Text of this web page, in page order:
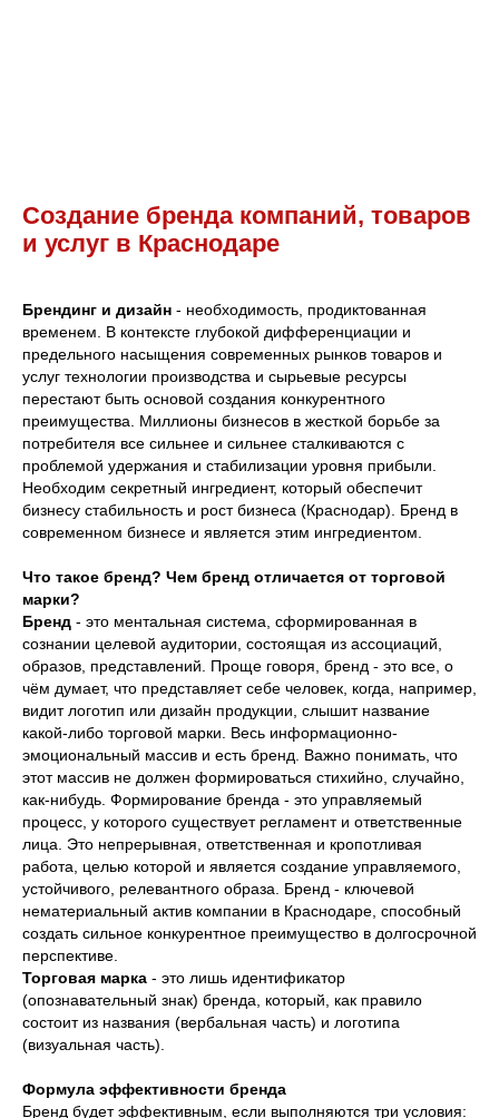
Создание бренда компаний, товаров
и услуг в Краснодаре
Брендинг и дизайн - необходимость, продиктованная
временем. В контексте глубокой дифференциации и
предельного насыщения современных рынков товаров и
услуг технологии производства и сырьевые ресурсы
перестают быть основой создания конкурентного
преимущества. Миллионы бизнесов в жесткой борьбе за
потребителя все сильнее и сильнее сталкиваются с
проблемой удержания и стабилизации уровня прибыли.
Необходим секретный ингредиент, который обеспечит
бизнесу стабильность и рост бизнеса (Краснодар). Бренд в
современном бизнесе и является этим ингредиентом.
Что такое бренд? Чем бренд отличается от торговой
марки?
Бренд - это ментальная система, сформированная в
сознании целевой аудитории, состоящая из ассоциаций,
образов, представлений. Проще говоря, бренд - это все, о
чём думает, что представляет себе человек, когда, например,
видит логотип или дизайн продукции, слышит название
какой-либо торговой марки. Весь информационно-
эмоциональный массив и есть бренд. Важно понимать, что
этот массив не должен формироваться стихийно, случайно,
как-нибудь. Формирование бренда - это управляемый
процесс, у которого существует регламент и ответственные
лица. Это непрерывная, ответственная и кропотливая
работа, целью которой и является создание управляемого,
устойчивого, релевантного образа. Бренд - ключевой
нематериальный актив компании в Краснодаре, способный
создать сильное конкурентное преимущество в долгосрочной
перспективе.
Торговая марка - это лишь идентификатор
(опознавательный знак) бренда, который, как правило
состоит из названия (вербальная часть) и логотипа
(визуальная часть).
Формула эффективности бренда
Бренд будет эффективным, если выполняются три условия: